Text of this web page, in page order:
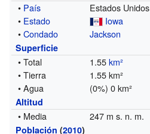
• País
Estados Unidos
• Estado
Iowa
•Condado Jackson
Superficie
• Total 1.55km²
• Tierra
1.55 km²
• Agua
(0%) 0 km²
Altitud
• Media 247 m s. n. m.
Población (2010)